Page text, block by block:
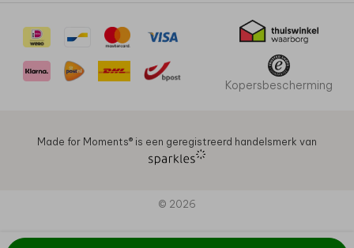
Kopersbescherming
Made for Moments®️ is een geregistreerd handelsmerk van
© 2026